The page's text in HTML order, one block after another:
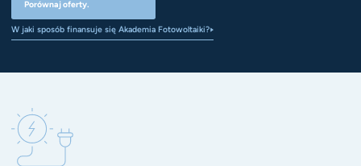
Porównaj oferty.
W jaki sposób finansuje się Akademia Fotowoltaiki?